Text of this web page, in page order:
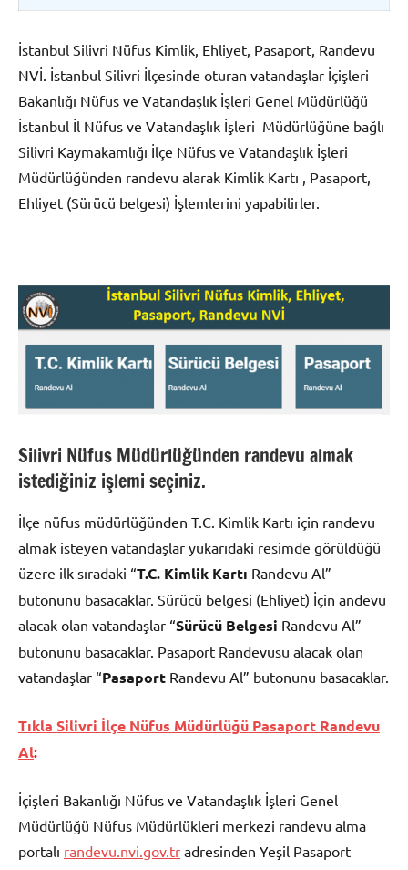
İstanbul Silivri Nüfus Kimlik, Ehliyet, Pasaport, Randevu
NVİ. İstanbul Silivri İlçesinde oturan vatandaşlar İçişleri
Bakanlığı Nüfus ve Vatandaşlık İşleri Genel Müdürlüğü
İstanbul İl Nüfus ve Vatandaşlık İşleri Müdürlüğüne bağlı
Silivri Kaymakamlığı İlçe Nüfus ve Vatandaşlık İşleri
Müdürlüğünden randevu alarak Kimlik Kartı , Pasaport,
Ehliyet (Sürücü belgesi) İşlemlerini yapabilirler.
Silivri Nüfus Müdürlüğünden randevu almak
istediğiniz işlemi seçiniz.
İlçe nüfus müdürlüğünden T.C. Kimlik Kartı için randevu
almak isteyen vatandaşlar yukarıdaki resimde görüldüğü
üzere ilk sıradaki “T.C. Kimlik Kartı Randevu Al”
butonunu basacaklar. Sürücü belgesi (Ehliyet) İçin andevu
alacak olan vatandaşlar “Sürücü Belgesi Randevu Al”
butonunu basacaklar. Pasaport Randevusu alacak olan
vatandaşlar “Pasaport Randevu Al” butonunu basacaklar.
Tıkla Silivri İlçe Nüfus Müdürlüğü Pasaport Randevu
Al:
İçişleri Bakanlığı Nüfus ve Vatandaşlık İşleri Genel
Müdürlüğü Nüfus Müdürlükleri merkezi randevu alma
portalı randevu.nvi.gov.tr adresinden Yeşil Pasaport